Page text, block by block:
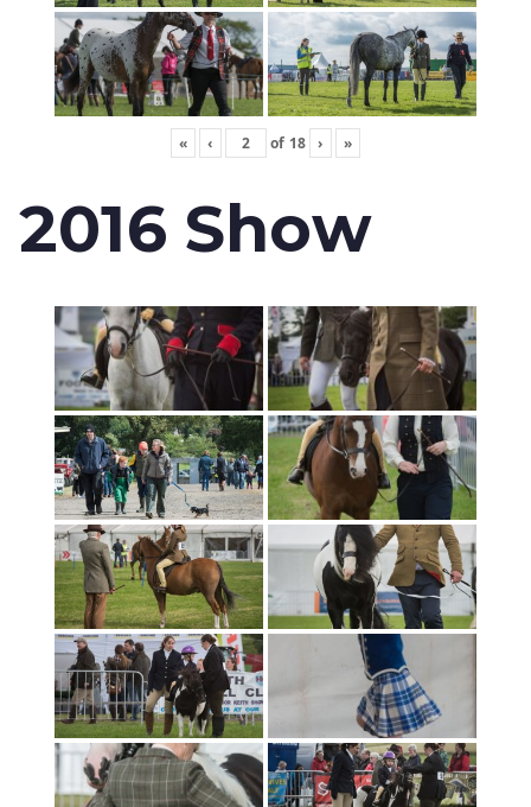
« ‹ of 18 › »
2016 Show